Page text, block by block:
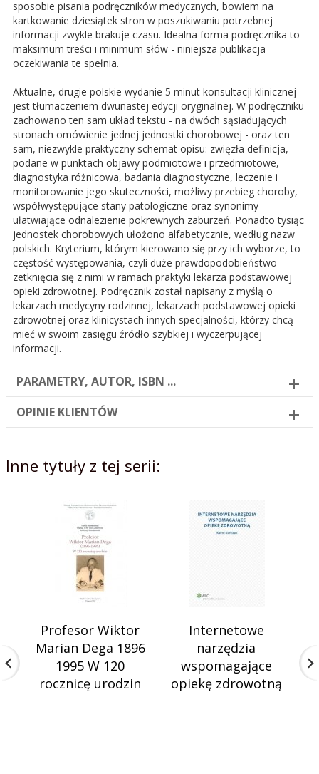
sposobie pisania podręczników medycznych, bowiem na
kartkowanie dziesiątek stron w poszukiwaniu potrzebnej
informacji zwykle brakuje czasu. Idealna forma podręcznika to
maksimum treści i minimum słów - niniejsza publikacja
oczekiwania te spełnia.
Aktualne, drugie polskie wydanie 5 minut konsultacji klinicznej
jest tłumaczeniem dwunastej edycji oryginalnej. W podręczniku
zachowano ten sam układ tekstu - na dwóch sąsiadujących
stronach omówienie jednej jednostki chorobowej - oraz ten
sam, niezwykle praktyczny schemat opisu: zwięzła definicja,
podane w punktach objawy podmiotowe i przedmiotowe,
diagnostyka różnicowa, badania diagnostyczne, leczenie i
monitorowanie jego skuteczności, możliwy przebieg choroby,
współwystępujące stany patologiczne oraz synonimy
ułatwiające odnalezienie pokrewnych zaburzeń. Ponadto tysiąc
jednostek chorobowych ułożono alfabetycznie, według nazw
polskich. Kryterium, którym kierowano się przy ich wyborze, to
częstość występowania, czyli duże prawdopodobieństwo
zetknięcia się z nimi w ramach praktyki lekarza podstawowej
opieki zdrowotnej. Podręcznik został napisany z myślą o
lekarzach medycyny rodzinnej, lekarzach podstawowej opieki
zdrowotnej oraz klinicystach innych specjalności, którzy chcą
mieć w swoim zasięgu źródło szybkiej i wyczerpującej
informacji.
PARAMETRY, AUTOR, ISBN ...
OPINIE KLIENTÓW
Inne tytuły z tej serii:
Profesor Wiktor
Marian Dega 1896
1995 W 120
rocznicę urodzin
Internetowe
narzędzia
wspomagające
opiekę zdrowotną